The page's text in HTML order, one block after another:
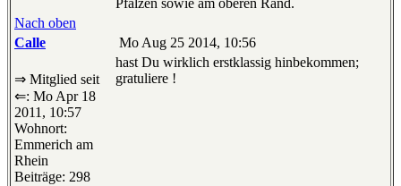
Pfalzen sowie am oberen Rand.
Nach oben
Calle
Mo Aug 25 2014, 10:56
⇒ Mitglied seit
⇐: Mo Apr 18
2011, 10:57
Wohnort:
Emmerich am
Rhein
Beiträge: 298
hast Du wirklich erstklassig hinbekommen;
gratuliere !